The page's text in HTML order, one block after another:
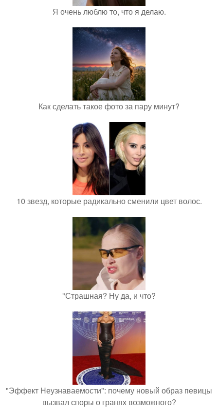
Я очень люблю то, что я делаю.
Как сделать такое фото за пару минут?
10 звезд, которые радикально сменили цвет волос.
"Страшная? Ну да, и что?
"Эффект Неузнаваемости": почему новый образ певицы
вызвал споры о гранях возможного?